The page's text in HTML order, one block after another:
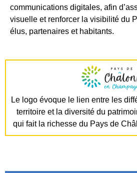
communications digitales, afin
visuelle et renforcer la visibilité du
élus, partenaires et habitants.
Le logo évoque le lien entre les
territoire et la diversité du
qui fait la richesse du Pays de